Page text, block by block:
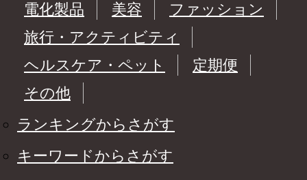
電化製品
美容
ファッション
旅行・アクティビティ
ヘルスケア・ペット
定期便
その他
ランキングからさがす
キーワードからさがす